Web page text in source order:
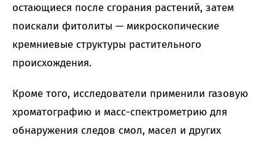
остающиеся после сгорания растений, затем
поискали фитолиты — микроскопические
кремниевые структуры растительного
происхождения.
Кроме того, исследователи применили газовую
хроматографию и масс-спектрометрию для
обнаружения следов смол, масел и других